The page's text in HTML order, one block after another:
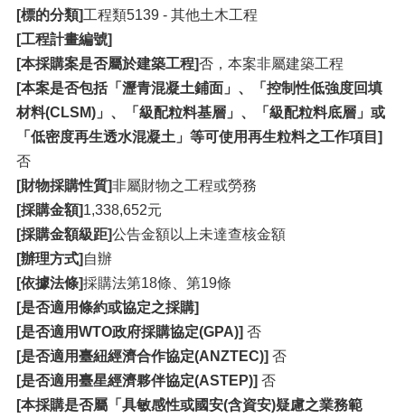
[標的分類]工程類5139 - 其他土木工程
[工程計畫編號]
[本採購案是否屬於建築工程]否，本案非屬建築工程
[本案是否包括「瀝青混凝土鋪面」、「控制性低強度回填
材料(CLSM)」、「級配粒料基層」、「級配粒料底層」或
「低密度再生透水混凝土」等可使用再生粒料之工作項目]
否
[財物採購性質]非屬財物之工程或勞務
[採購金額]1,338,652元
[採購金額級距]公告金額以上未達查核金額
[辦理方式] 自辦
[依據法條]採購法第18條、第19條
[是否適用條約或協定之採購]
[是否適用WTO政府採購協定(GPA)] 否
[是否適用臺紐經濟合作協定(ANZTEC)] 否
[是否適用臺星經濟夥伴協定(ASTEP)] 否
[本採購是否屬「具敏感性或國安(含資安)疑慮之業務範